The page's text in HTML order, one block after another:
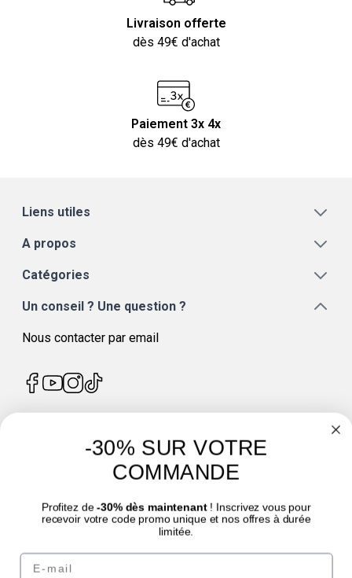
Livraison offerte
dès 49€ d'achat
Paiement 3x 4x
dès 49€ d'achat
Liens utiles
A propos
Catégories
Un conseil ? Une question ?
Nous contacter par email
4.7/5
© Laboratoire des GRANIONS 2026 | Paiement sécurisé | *Norme AFNOR NF EN
-30% SUR VOTRE
COMMANDE
Profitez de -30% dès maintenant! Inscrivez vous pour
recevoir votre code promo unique et nos offres à durée
limitée.
Email